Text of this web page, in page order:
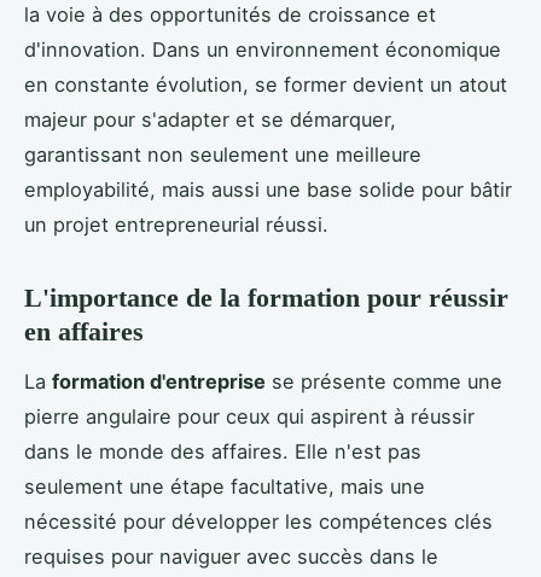
la voie à des opportunités de croissance et
d'innovation. Dans un environnement économique
en constante évolution, se former devient un atout
majeur pour s'adapter et se démarquer,
garantissant non seulement une meilleure
employabilité, mais aussi une base solide pour bâtir
un projet entrepreneurial réussi.
L'importance de la formation pour réussir
en affaires
La formation d'entreprise se présente comme une
pierre angulaire pour ceux qui aspirent à réussir
dans le monde des affaires. Elle n'est pas
seulement une étape facultative, mais une
nécessité pour développer les compétences clés
requises pour naviguer avec succès dans le